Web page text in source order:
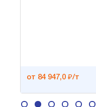
от 84 947,0 ₽/т